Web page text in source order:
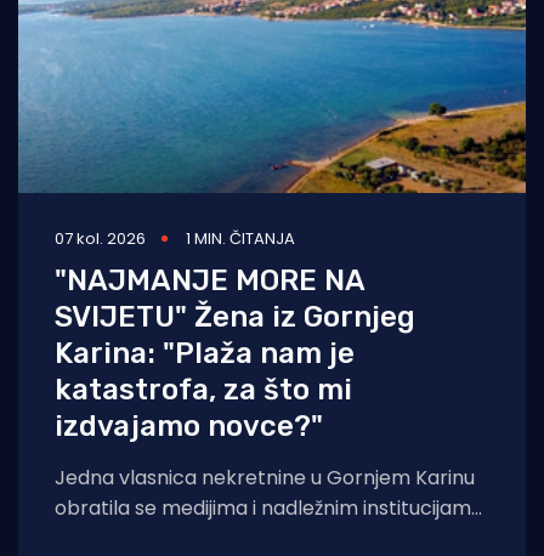
07 kol. 2026 1 MIN. ČITANJA
"NAJMANJE MORE NA
SVIJETU" Žena iz Gornjeg
Karina: "Plaža nam je
katastrofa, za što mi
izdvajamo novce?"
Jedna vlasnica nekretnine u Gornjem Karinu
obratila se medijima i nadležnim institucijama